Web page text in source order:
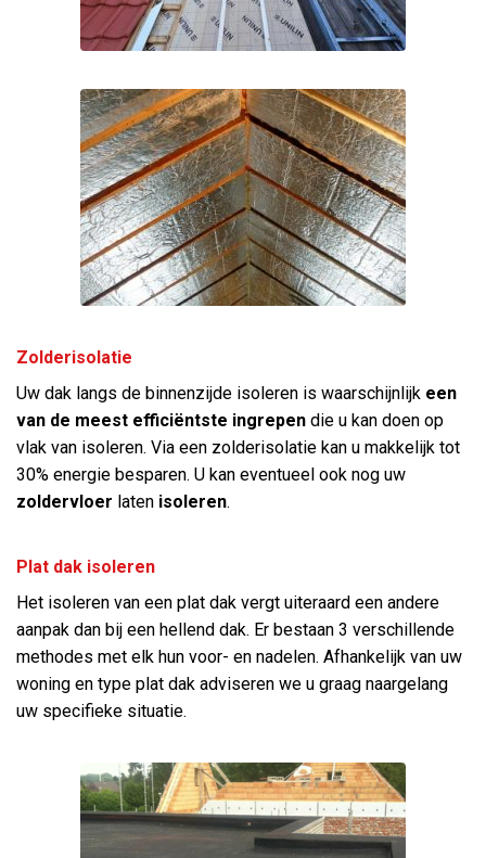
Zolderisolatie
Uw dak langs de binnenzijde isoleren is waarschijnlijk een
van de meest efficiëntste ingrepen die u kan doen op
vlak van isoleren. Via een zolderisolatie kan u makkelijk tot
30% energie besparen. U kan eventueel ook nog uw
zoldervloer laten isoleren.
Plat dak isoleren
Het isoleren van een plat dak vergt uiteraard een andere
aanpak dan bij een hellend dak. Er bestaan 3 verschillende
methodes met elk hun voor- en nadelen. Afhankelijk van uw
woning en type plat dak adviseren we u graag naargelang
uw specifieke situatie.